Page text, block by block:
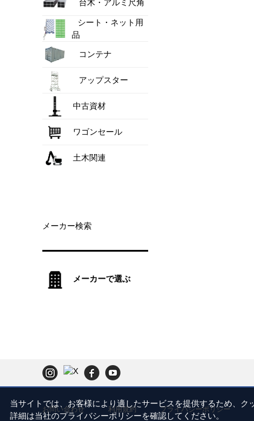
台木・アルミ尺角
シート・ネット用
品
コンテナ
アップスター
中古資材
ワゴンセール
土木関連
メーカー検索
メーカーで選ぶ
お問い合わせ 利用規約 プライバシーポリシー
当サイトでは、お客様により適したサービスを提供するため
詳細は当社のプライバシーポリシーを確認してください。